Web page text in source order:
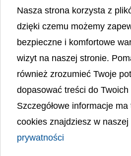
Liczba odwiedzin
Polityka prywatności
Mapa strony
Ochrona Danych Osobowych
Deklaracja Dostępności
Nasza strona korzysta z
dzięki czemu możemy
bezpieczne i komfortowe
wizyt na naszej stronie.
również zrozumieć Twoje
dopasować treści do
Szczegółowe informacje
cookies znajdziesz w naszej
prywatności